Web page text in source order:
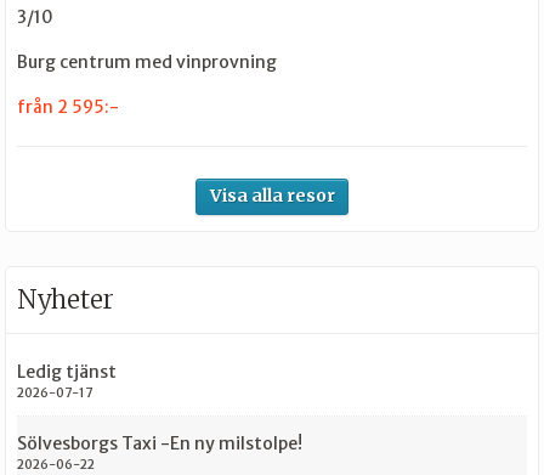
3/10
Burg centrum med vinprovning
från 2 595:-
Visa alla resor
Nyheter
Ledig tjänst
2026-07-17
Sölvesborgs Taxi -En ny milstolpe!
2026-06-22